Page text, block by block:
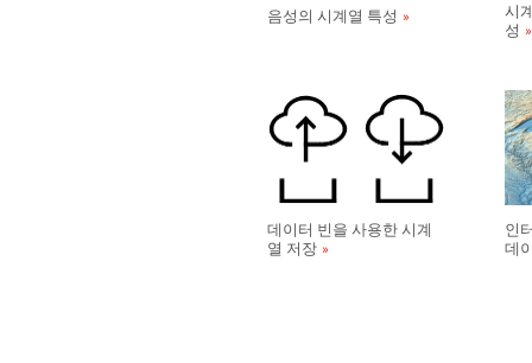
음성의 시계열 특성
시
성
데이터 빈을 사용한 시계
열 저장
인
데